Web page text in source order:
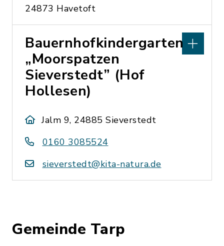
24873 Havetoft
Bauernhofkindergarten
„Moorspatzen
Sieverstedt” (Hof
Hollesen)
Jalm 9, 24885 Sieverstedt
0160 3085524
sieverstedt@kita-natura.de
Gemeinde Tarp